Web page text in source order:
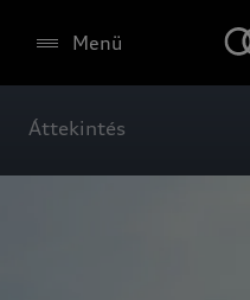
Menü
Áttekintés